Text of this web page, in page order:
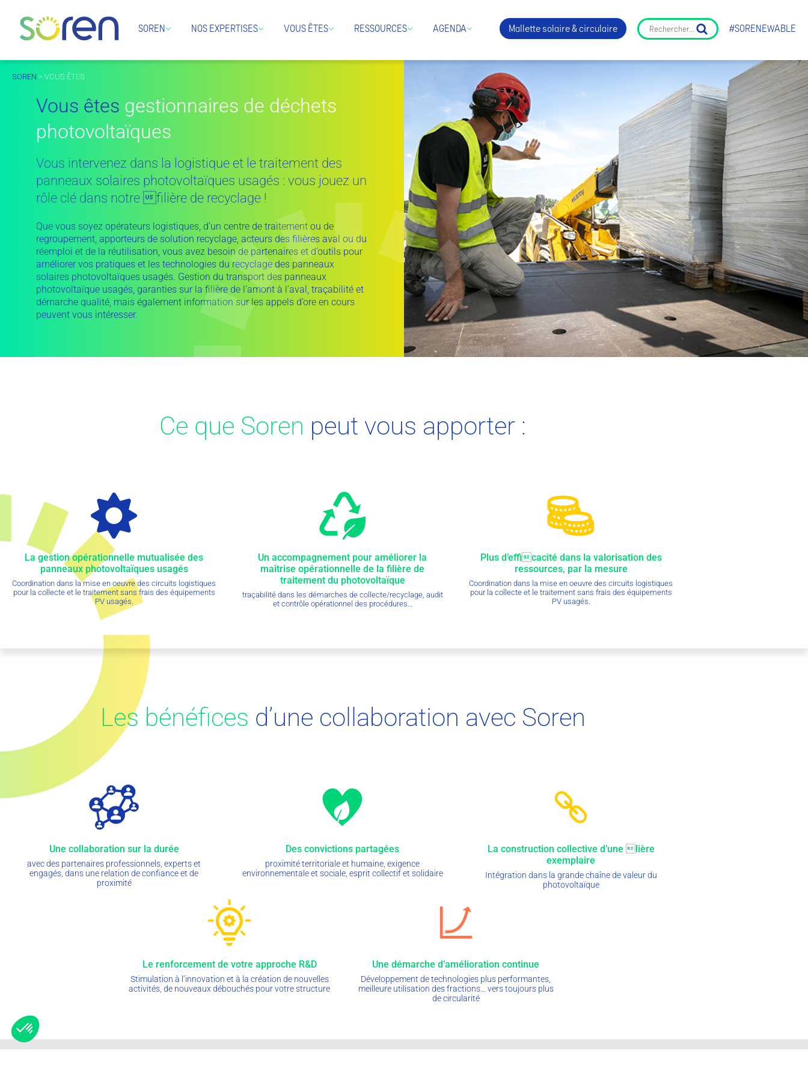
SOREN NOS EXPERTISES VOUS ÊTES RESSOURCES AGENDA Mallette solaire & circulaire #SORENEWABLE
SOREN > VOUS ÊTES
Vous êtes gestionnaires de déchets
photovoltaïques
Vous intervenez dans la logistique et le traitement des
panneaux solaires photovoltaïques usagés : vous jouez un
rôle clé dans notre filière de recyclage !
Que vous soyez opérateurs logistiques, d’un centre de traitement ou de
regroupement, apporteurs de solution recyclage, acteurs des filières aval ou du
réemploi et de la réutilisation, vous avez besoin de partenaires et d’outils pour
améliorer vos pratiques et les technologies du recyclage des panneaux
solaires photovoltaïques usagés. Gestion du transport des panneaux
photovoltaïque usagés, garanties sur la filière de l’amont à l’aval, traçabilité et
démarche qualité, mais également information sur les appels d’ore en cours
peuvent vous intéresser.
Ce que Soren peut vous apporter :
La gestion opérationnelle mutualisée des
panneaux photovoltaïques usagés
Coordination dans la mise en oeuvre des circuits logistiques
pour la collecte et le traitement sans frais des équipements
PV usagés.
Un accompagnement pour améliorer la
maîtrise opérationnelle de la filière de
traitement du photovoltaïque
traçabilité dans les démarches de collecte/recyclage, audit
et contrôle opérationnel des procédures…
Plus d’efficacité dans la valorisation des
ressources, par la mesure
Coordination dans la mise en oeuvre des circuits logistiques
pour la collecte et le traitement sans frais des équipements
PV usagés.
Les bénéfices d’une collaboration avec Soren
Une collaboration sur la durée
avec des partenaires professionnels, experts et
engagés, dans une relation de confiance et de
proximité
Des convictions partagées
proximité territoriale et humaine, exigence
environnementale et sociale, esprit collectif et solidaire
La construction collective d’une lière
exemplaire
Intégration dans la grande chaîne de valeur du
photovoltaïque
Le renforcement de votre approche R&D
Stimulation à l’innovation et à la création de nouvelles
activités, de nouveaux débouchés pour votre structure
Une démarche d’amélioration continue
Développement de technologies plus performantes,
meilleure utilisation des fractions… vers toujours plus
de circularité